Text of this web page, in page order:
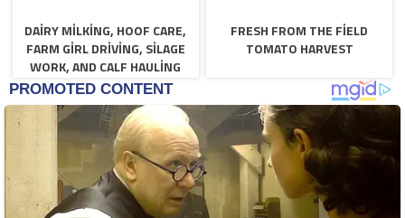
DAIRY MILKING, HOOF CARE,
FARM GIRL DRIVING, SILAGE
WORK, AND CALF HAULING
FRESH FROM THE FIELD
TOMATO HARVEST